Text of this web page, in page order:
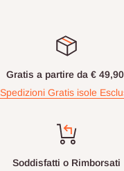
Gratis a partire da €
Spedizioni Gratis isole
Soddisfatti o Rimborsati